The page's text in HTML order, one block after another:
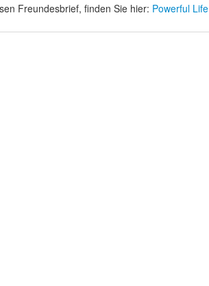
Freundesbrief, finden Sie hier: Powerful Life